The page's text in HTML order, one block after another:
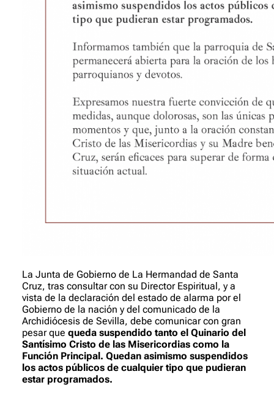
La Junta de Gobierno de La Hermandad de Santa
Cruz, tras consultar con su Director Espiritual, y a
vista de la declaración del estado de alarma por el
Gobierno de la nación y del comunicado de la
Archidiócesis de Sevilla, debe comunicar con gran
pesar que queda suspendido tanto el Quinario del
Santísimo Cristo de las Misericordias como la
Función Principal. Quedan asimismo suspendidos
los actos públicos de cualquier tipo que pudieran
estar programados.